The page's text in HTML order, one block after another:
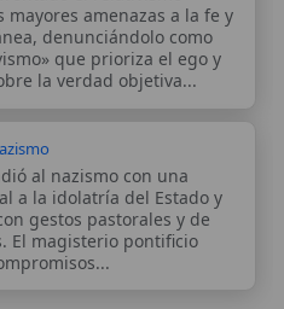
por el Comité
Las afirmaciones
artículos
históricos, actas
fuentes
oficiales de
editorial →